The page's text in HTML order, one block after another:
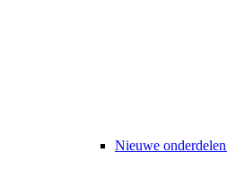
Nieuwe